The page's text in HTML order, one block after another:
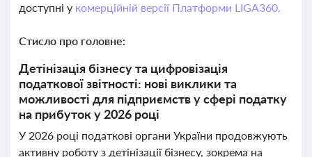
доступні у комерційній версії Платформи LIGA360.
Стисло про головне:
Детінізація бізнесу та цифровізація
податкової звітності: нові виклики та
можливості для підприємств у сфері податку
на прибуток у 2026 році
У 2026 році податкові органи України продовжують
активну роботу з детінізації бізнесу, зокрема на